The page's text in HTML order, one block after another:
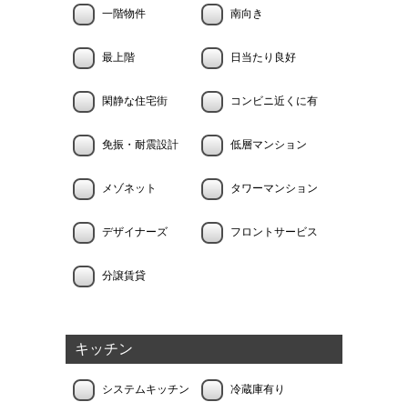
一階物件 南向き
最上階 日当たり良好
閑静な住宅街 コンビニ近くに有
免振・耐震設計 低層マンション
メゾネット タワーマンション
デザイナーズ フロントサービス
分譲賃貸
キッチン
システムキッチン 冷蔵庫有り